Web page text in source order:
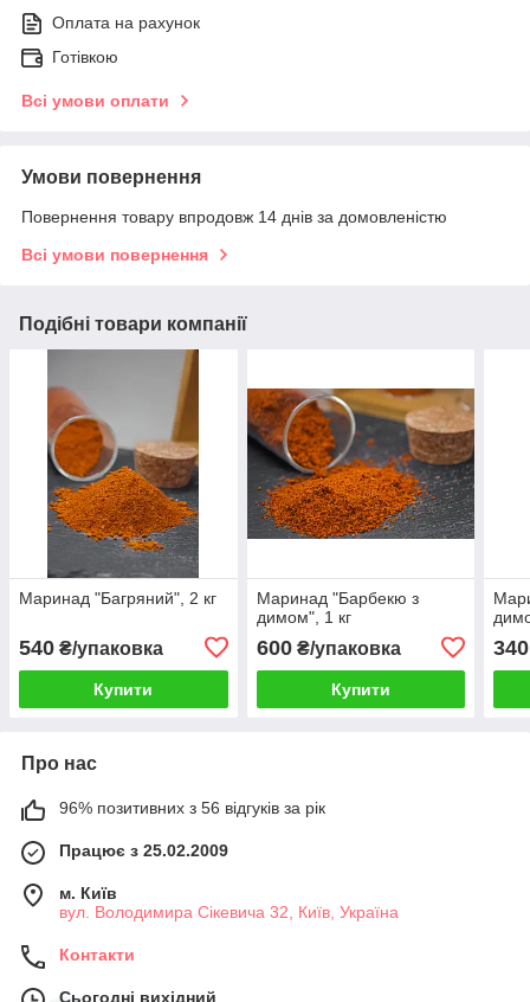
Оплата на рахунок
Готівкою
Всі умови оплати
Умови повернення
Повернення товару впродовж 14 днів за домовленістю
Всі умови повернення
Подібні товари компанії
Маринад "Багряний", 2 кг
540 ₴/упаковка
Купити
Маринад "Барбекю з
димом", 1 кг
600₴/упаковка
Купити
340
Про нас
96% позитивних з 56 відгуків за рік
Працює з 25.02.2009
м. Київ
вул. Володимира Сікевича 32, Київ, Україна
Контакти
Сьогодні вихідний